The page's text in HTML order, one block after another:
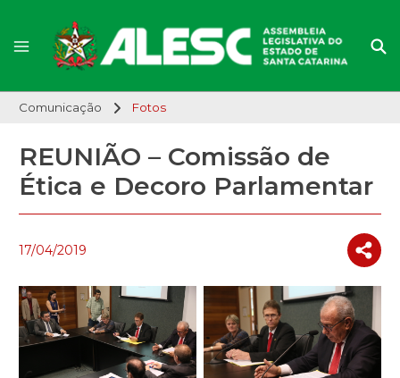
Comunicação Fotos
REUNIÃO – Comissão de
Ética e Decoro Parlamentar
17/04/2019